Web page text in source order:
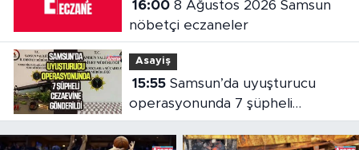
16:008 Ağustos 2026 Samsun
nöbetçi eczaneler
Asayiş
15:55Samsun’da uyuşturucu
operasyonunda 7 şüpheli
cezaevine gönderildi